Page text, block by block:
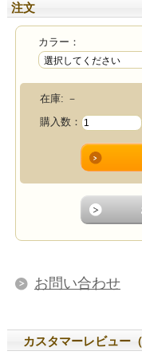
注文
カラー：
在庫: －
購入数：
お問い合わせ
カスタマーレビュー（